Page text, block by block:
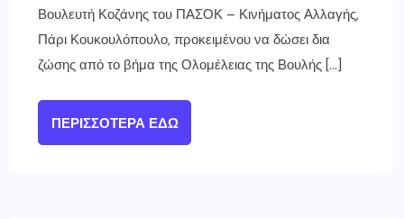
Βουλευτή Κοζάνης του ΠΑΣΟΚ – Κινήματος Αλλαγής,
Πάρι Κουκουλόπουλο, προκειμένου να δώσει δια
ζώσης από το βήμα της Ολομέλειας της Βουλής […]
ΠΕΡΙΣΣΌΤΕΡΑ ΕΔΏ